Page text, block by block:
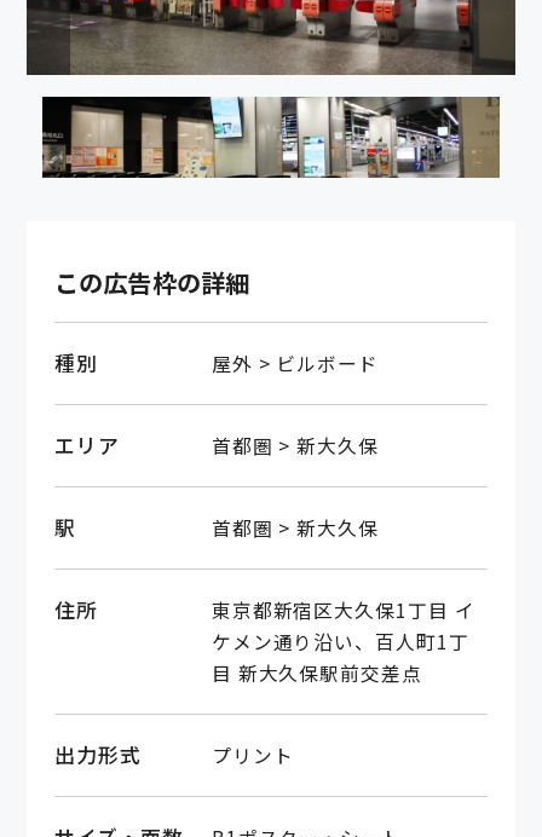
この広告枠の詳細
種別 屋外 > ビルボード
エリア 首都圏 > 新大久保
駅 首都圏 > 新大久保
住所
東京都新宿区大久保1丁目 イ
ケメン通り沿い、百人町1丁
目 新大久保駅前交差点
出力形式 プリント